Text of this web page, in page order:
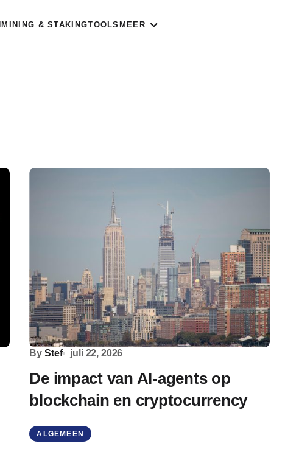
MINING & STAKINGTOOLS MEER
By Stef juli 22, 2026
De impact van AI-agents op
blockchain en cryptocurrency
ALGEMEEN